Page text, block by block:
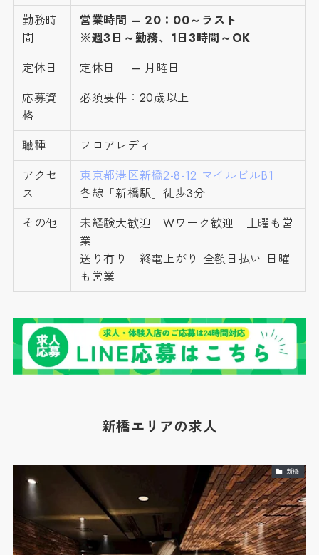
勤務時
間
営業時間 – 20：00～ラスト
※週3日～勤務、1日3時間～OK
定休日
定休日 – 月曜日
応募資
格
必須要件：20歳以上
職種
フロアレディ
アクセ
ス
東京都港区新橋2-8-12 マイルビルB1
各線「新橋駅」徒歩3分
その他
未経験大歓迎 Wワーク歓迎 土曜も営
業
送り有り 終電上がり 全額日払い 日曜
も営業
新橋エリアの求人
新橋